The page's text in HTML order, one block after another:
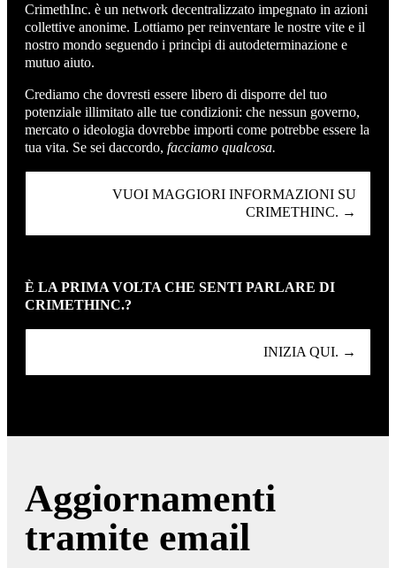
CrimethInc. è un network decentralizzato impegnato in azioni
collettive anonime. Lottiamo per reinventare le nostre vite e il
nostro mondo seguendo i princìpi di autodeterminazione e
mutuo aiuto.
Crediamo che dovresti essere libero di disporre del tuo
potenziale illimitato alle tue condizioni: che nessun governo,
mercato o ideologia dovrebbe importi come potrebbe essere la
tua vita. Se sei daccordo, facciamo qualcosa.
VUOI MAGGIORI INFORMAZIONI SU
CRIMETHINC. →
È LA PRIMA VOLTA CHE SENTI PARLARE DI
CRIMETHINC.?
INIZIA QUI. →
Aggiornamenti
tramite email